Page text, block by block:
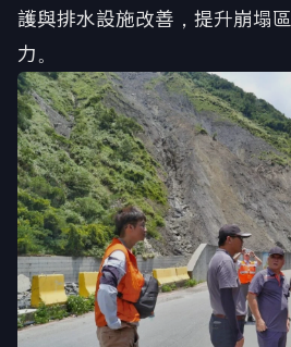
護與排水設施改善，提升崩塌
力。